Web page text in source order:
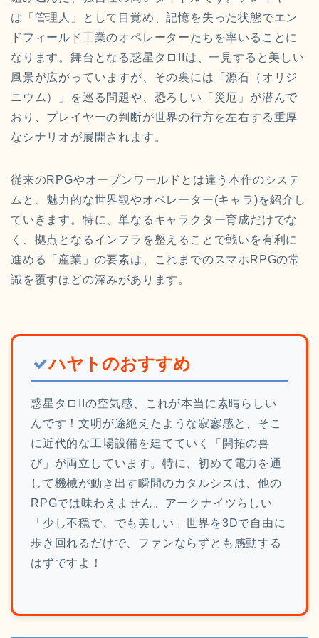
は「管理人」として目覚め、記憶を失った状態でエン
ドフィールド工業のオペレーターたちを率いることに
なります。舞台となる惑星タロIIは、一見すると美しい
風景が広がっていますが、その裏には「源石（オリジ
ニウム）」を巡る問題や、恐ろしい「災厄」が潜んで
おり、プレイヤーの判断が世界の行方を左右する重厚
なシナリオが展開されます。
従来のRPGやオープンワールドとは違う本作のシステ
ムと、魅力的な世界観やオペレーター(キャラ)を紹介し
ていきます。特に、単なるキャラクター育成だけでな
く、拠点となるインフラを整えることで戦いを有利に
進める「産業」の要素は、これまでのスマホRPGの常
識を覆すほどの深みがあります。
ハヤトのおすすめ
惑星タロIIの空気感、これが本当に素晴らしい
んです！文明が途絶えたような寂寥感と、そこ
に近代的な工場設備を建てていく「開拓の喜
び」が両立しています。特に、初めて電力を通
して機械が動き出す瞬間のカタルシスは、他の
RPGでは味わえません。アークナイツらしい
「少し不穏で、でも美しい」世界を3Dで自由に
歩き回れるだけで、ファンならずとも感動する
はずですよ！